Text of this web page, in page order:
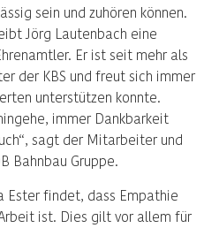
sein und zuhören können.
Jörg Lautenbach eine
Er ist seit mehr als
der KBS und freut sich immer
unterstützen konnte.
immer Dankbarkeit
sagt der Mitarbeiter und
Bahnbau Gruppe.
Ester findet, dass Empathie
ist. Dies gilt vor allem für